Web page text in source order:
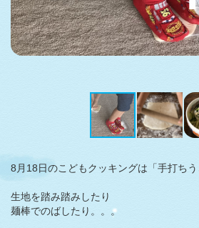
8月18日のこどもクッキングは「手打ち
生地を踏み踏みしたり
麺棒でのばしたり。。。